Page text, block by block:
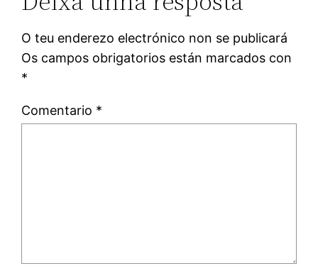
O teu enderezo electrónico non se publicará
Os campos obrigatorios están marcados con
*
Comentario *